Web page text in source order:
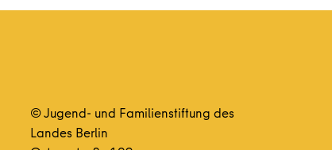
© Jugend- und Familienstiftung des
Landes Berlin